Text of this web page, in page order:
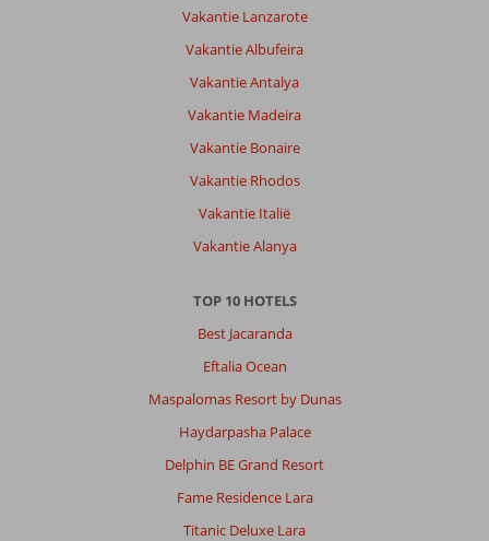
Vakantie Lanzarote
Vakantie Albufeira
Vakantie Antalya
Vakantie Madeira
Vakantie Bonaire
Vakantie Rhodos
Vakantie Italië
Vakantie Alanya
TOP 10 HOTELS
Best Jacaranda
Eftalia Ocean
Maspalomas Resort by Dunas
Haydarpasha Palace
Delphin BE Grand Resort
Fame Residence Lara
Titanic Deluxe Lara